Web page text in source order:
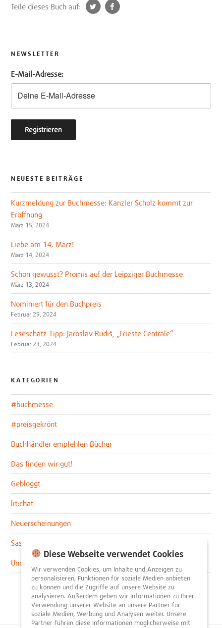
Teile dieses Buch auf:
t
NEWSLETTER
E-Mail-Adresse:
NEUESTE BEITRÄGE
Kurzmeldung zur Buchmesse: Kanzler Scholz kommt zur
Eröffnung
März 15, 2024
Liebe am 14. März!
März 14, 2024
Schon gewusst? Promis auf der Leipziger Buchmesse
März 13, 2024
Nominiert für den Buchpreis
Februar 29, 2024
Leseschatz-Tipp: Jaroslav Rudiš, „Trieste Centrale“
Februar 23, 2024
KATEGORIEN
#buchmesse
#preisgekrönt
Buchhändler empfehlen Bücher
Das finden wir gut!
Gebloggt
lit:chat
Neuerscheinungen
Sascha im lit:blog
Uncategorized
Diese Webseite verwendet Cookies
Wir verwenden Cookies, um Inhalte und Anzeigen zu
personalisieren, Funktionen für soziale Medien anbieten
zu können und die Zugriffe auf unsere Website zu
analysieren. Außerdem geben wir Informationen zu Ihrer
Verwendung unserer Website an unsere Partner für
soziale Medien, Werbung und Analysen weiter. Unsere
Partner führen diese Informationen möglicherweise mit